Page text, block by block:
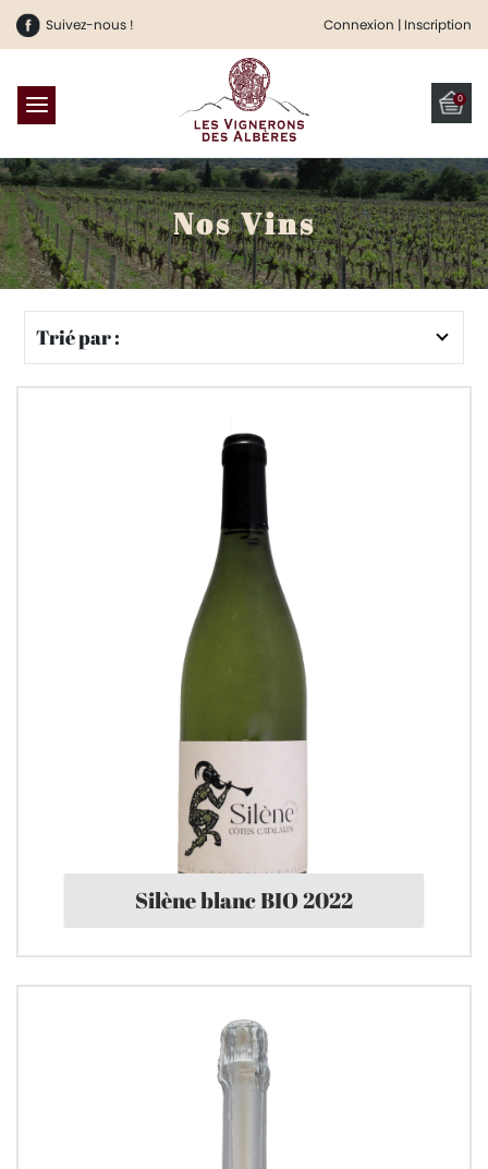
Suivez-nous ! Connexion | Inscription
0
Nos Vins
Trié par :
Silène blanc BIO 2022